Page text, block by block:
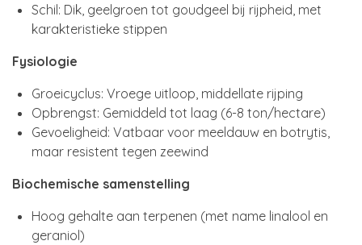
Schil: Dik, geelgroen tot goudgeel bij rijpheid, met
karakteristieke stippen
Fysiologie
Groeicyclus: Vroege uitloop, middellate rijping
Opbrengst: Gemiddeld tot laag (6-8 ton/hectare)
Gevoeligheid: Vatbaar voor meeldauw en botrytis,
maar resistent tegen zeewind
Biochemische samenstelling
Hoog gehalte aan terpenen (met name linalool en
geraniol)